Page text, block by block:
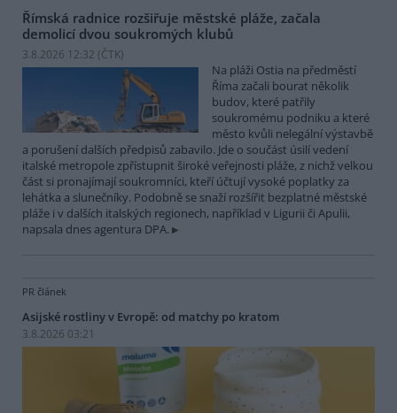
Římská radnice rozšiřuje městské pláže, začala
demolicí dvou soukromých klubů
3.8.2026 12:32 (ČTK)
Na pláži Ostia na předměstí
Říma začali bourat několik
budov, které patřily
soukromému podniku a které
město kvůli nelegální výstavbě
a porušení dalších předpisů zabavilo. Jde o součást úsilí vedení
italské metropole zpřístupnit široké veřejnosti pláže, z nichž velkou
část si pronajímají soukromníci, kteří účtují vysoké poplatky za
lehátka a slunečníky. Podobně se snaží rozšířit bezplatné městské
pláže i v dalších italských regionech, například v Ligurii či Apulii,
napsala dnes agentura DPA.
PR článek
Asijské rostliny v Evropě: od matchy po kratom
3.8.2026 03:21